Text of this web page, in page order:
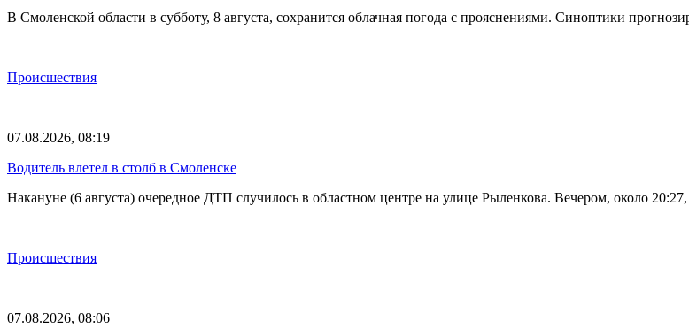
В Смоленской области в субботу, 8 августа, сохранится облачная погода с прояснениями. Синоптики
Происшествия
07.08.2026, 08:19
Водитель влетел в столб в Смоленске
Накануне (6 августа) очередное ДТП случилось в областном центре на улице Рыленкова. Вечером, около
Происшествия
07.08.2026, 08:06